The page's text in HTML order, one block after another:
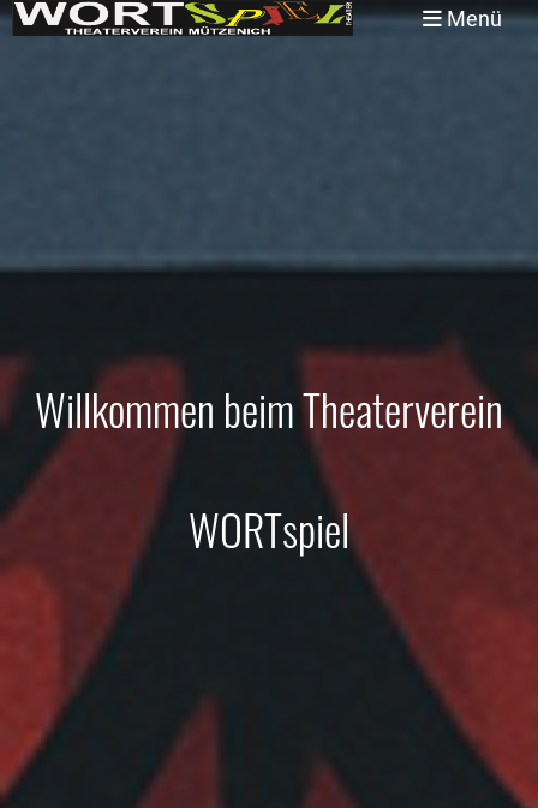
Menü
Willkommen beim Theaterverein
WORTspiel